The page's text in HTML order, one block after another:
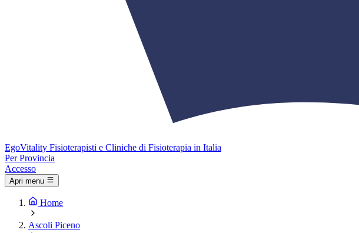
EgoVitality Fisioterapisti e Cliniche di Fisioterapia in Italia
Per Provincia
Accesso
Apri menu
Home
Ascoli Piceno